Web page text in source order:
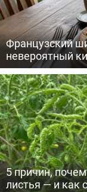
Французский
невероятный
5 причин,
листья — и как